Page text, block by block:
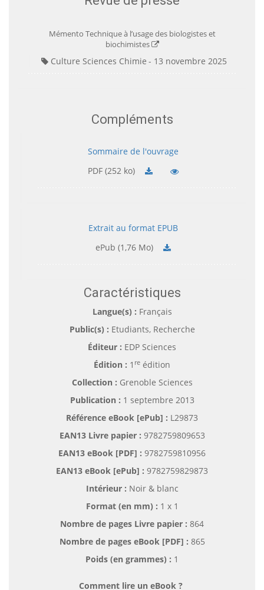
Mémento Technique à l’usage des biologistes et
biochimistes
Culture Sciences Chimie 13 novembre 2025
Compléments
Sommaire de l'ouvrage
PDF (252 ko)
Extrait au format EPUB
ePub (1,76 Mo)
Caractéristiques
Langue(s) : Français
Public(s) : Etudiants, Recherche
Éditeur : EDP Sciences
Édition : 1 re édition
Collection : Grenoble Sciences
Publication : 1 septembre 2013
Référence eBook [ePub] : L29873
EAN13 Livre papier : 9782759809653
EAN13 eBook [PDF] : 9782759810956
EAN13 eBook [ePub] : 9782759829873
Intérieur : Noir & blanc
Format (en mm) : 1 x 1
Nombre de pages Livre papier : 864
Nombre de pages eBook [PDF] : 865
Poids (en grammes) : 1
Comment lire un eBook ?